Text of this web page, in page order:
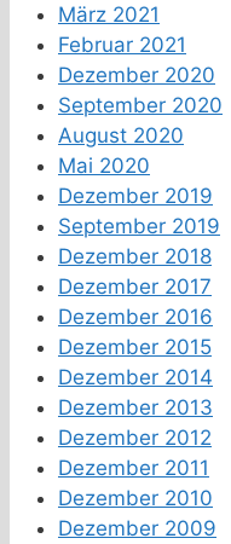
März 2021
Februar 2021
Dezember 2020
September 2020
August 2020
Mai 2020
Dezember 2019
September 2019
Dezember 2018
Dezember 2017
Dezember 2016
Dezember 2015
Dezember 2014
Dezember 2013
Dezember 2012
Dezember 2011
Dezember 2010
Dezember 2009